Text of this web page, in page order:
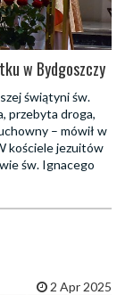
w Bydgoszczy
świątyni św.
przebyta droga,
– mówił w
kościele jezuitów
św. Ignacego
2 Apr 2025